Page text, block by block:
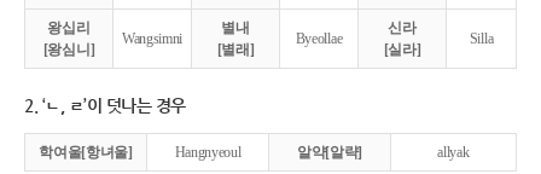
왕십리
[왕심니]
Wangsimni
별내
[별래]
Byeollae
신라
[실라]
Silla
2. ‘ㄴ, ㄹ’이 덧나는 경우
학여울[항녀울] Hangnyeoul 알약[알략] allyak